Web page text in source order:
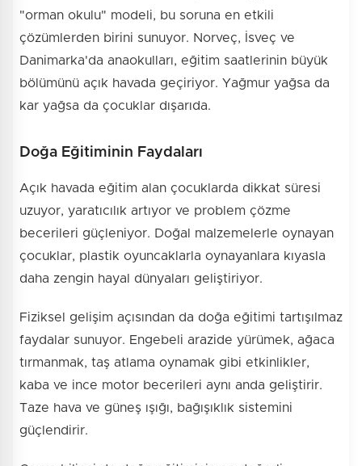
"orman okulu" modeli, bu soruna en etkili
çözümlerden birini sunuyor. Norveç, İsveç ve
Danimarka'da anaokulları, eğitim saatlerinin büyük
bölümünü açık havada geçiriyor. Yağmur yağsa da
kar yağsa da çocuklar dışarıda.
Doğa Eğitiminin Faydaları
Açık havada eğitim alan çocuklarda dikkat süresi
uzuyor, yaratıcılık artıyor ve problem çözme
becerileri güçleniyor. Doğal malzemelerle oynayan
çocuklar, plastik oyuncaklarla oynayanlara kıyasla
daha zengin hayal dünyaları geliştiriyor.
Fiziksel gelişim açısından da doğa eğitimi tartışılmaz
faydalar sunuyor. Engebeli arazide yürümek, ağaca
tırmanmak, taş atlama oynamak gibi etkinlikler,
kaba ve ince motor becerileri aynı anda geliştirir.
Taze hava ve güneş ışığı, bağışıklık sistemini
güçlendirir.